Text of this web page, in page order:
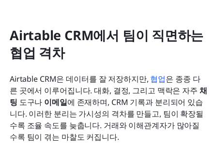
Airtable CRM에서 팀이 직면하는
협업 격차
Airtable CRM은 데이터를 잘 저장하지만, 협업은 종종 다
른 곳에서 이루어집니다. 대화, 결정, 그리고 맥락은 자주 채
팅 도구나 이메일에 존재하며, CRM 기록과 분리되어 있습
니다. 이러한 분리는 가시성의 격차를 만들고, 팀이 확장될
수록 조율 속도를 늦춥니다. 거래와 이해관계자가 많아질
수록 팀이 겪는 마찰도 커집니다.